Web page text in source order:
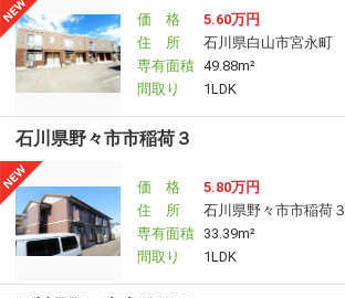
価 格
5.60万円
住 所
石川県白山市宮永町
専有面積 49.88m²
間取り
1LDK
石川県野々市市稲荷３
価 格
5.80万円
住 所
石川県野々市市稲荷３
専有面積 33.39m²
間取り
1LDK